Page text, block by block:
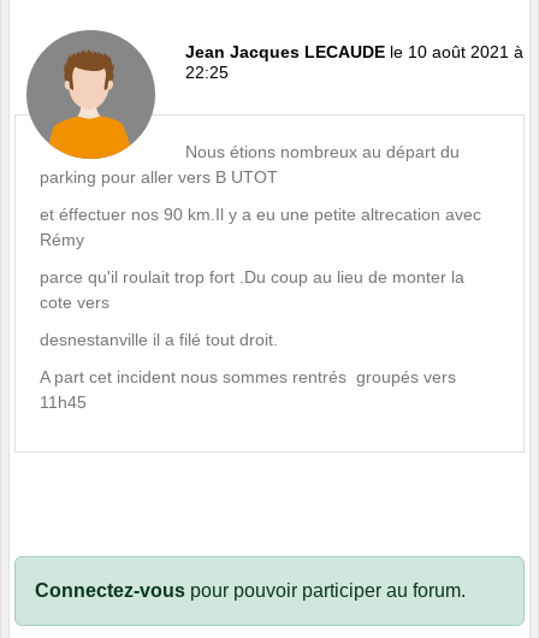
Jean Jacques LECAUDE le 10 août 2021 à
22:25
Nous étions nombreux au départ du
parking pour aller vers B UTOT
et éffectuer nos 90 km.Il y a eu une petite altrecation avec
Rémy
parce qu'il roulait trop fort .Du coup au lieu de monter la
cote vers
desnestanville il a filé tout droit.
A part cet incident nous sommes rentrés groupés vers
11h45
Connectez-vous pour pouvoir participer au forum.